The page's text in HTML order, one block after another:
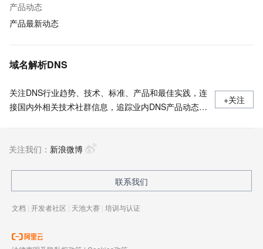
产品动态
产品最新动态
域名解析DNS
关注DNS行业趋势、技术、标准、产品和最佳实践，连
接国内外相关技术社群信息，追踪业内DNS产品动态，
+关注
关注我们： 新浪微博
联系我们
文档 | 开发者社区 | 天池大赛 | 培训与认证